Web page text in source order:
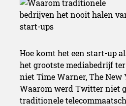
Hoe komt het een start-up
het grootste mediabedrijf
niet Time Warner, The New
Waarom werd Twitter niet
traditionele